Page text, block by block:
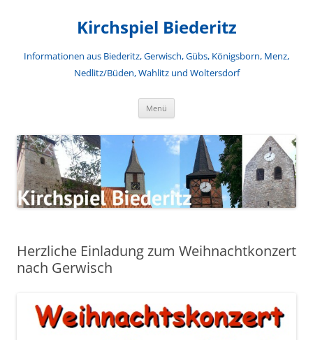
Kirchspiel Biederitz
Informationen aus Biederitz, Gerwisch, Gübs, Königsborn, Menz,
Nedlitz/Büden, Wahlitz und Woltersdorf
Menü
Herzliche Einladung zum Weihnachtkonzert
nach Gerwisch